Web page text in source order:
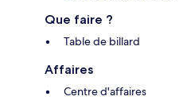
Que faire ?
Table de billard
Affaires
Centre d'affaires